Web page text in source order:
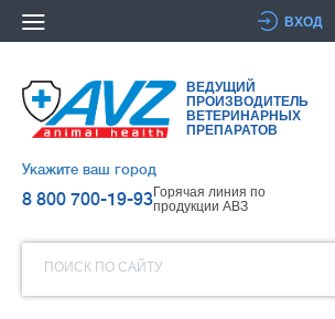
ВХОД
ВЕДУЩИЙ
ПРОИЗВОДИТЕЛЬ
ВЕТЕРИНАРНЫХ
ПРЕПАРАТОВ
Укажите ваш город
8 800 700-19-93Горячая линия по
продукции АВЗ
ПОИСК ПО САЙТУ